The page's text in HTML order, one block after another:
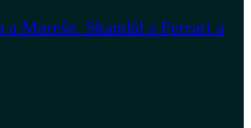
a Mareše. Skandál s Ferrari a